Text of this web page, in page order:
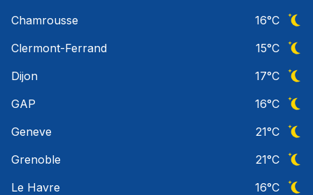
Chamrousse
16°C
Clermont-Ferrand
15°C
Dijon
17°C
GAP
16°C
Geneve
21°C
Grenoble
21°C
Le Havre
16°C